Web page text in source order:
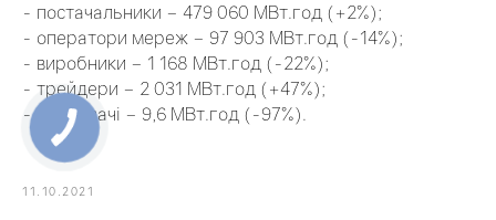
- постачальники – 479 060 МВт.год (+2%);
- оператори мереж – 97 903 МВт.год (-14%);
- виробники – 1 168 МВт.год (-22%);
- трейдери – 2 031 МВт.год (+47%);
- споживачі – 9,6 МВт.год (-97%).
11.10.2021